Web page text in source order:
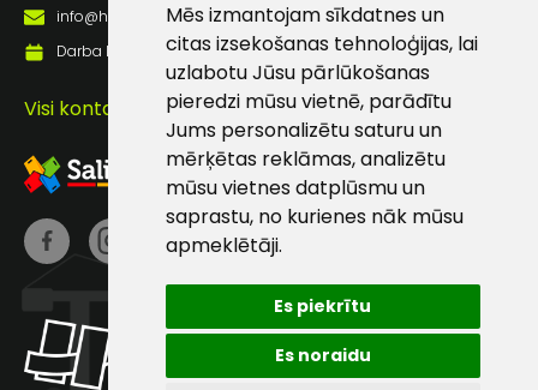
Mēs izmantojam sīkdatnes un
citas izsekošanas tehnoloģijas, lai
uzlabotu Jūsu pārlūkošanas
pieredzi mūsu vietnē, parādītu
Jums personalizētu saturu un
mērķētas reklāmas, analizētu
mūsu vietnes datplūsmu un
saprastu, no kurienes nāk mūsu
apmeklētāji.
Es piekrītu
Es noraidu
info@hards.lv
Darba laiks: Darbadienās: 8:00 - 17:00
Visi kontakti
Klientu
atbalsts
Darbdienās:
8:00 – 17:00
info@hards.lv